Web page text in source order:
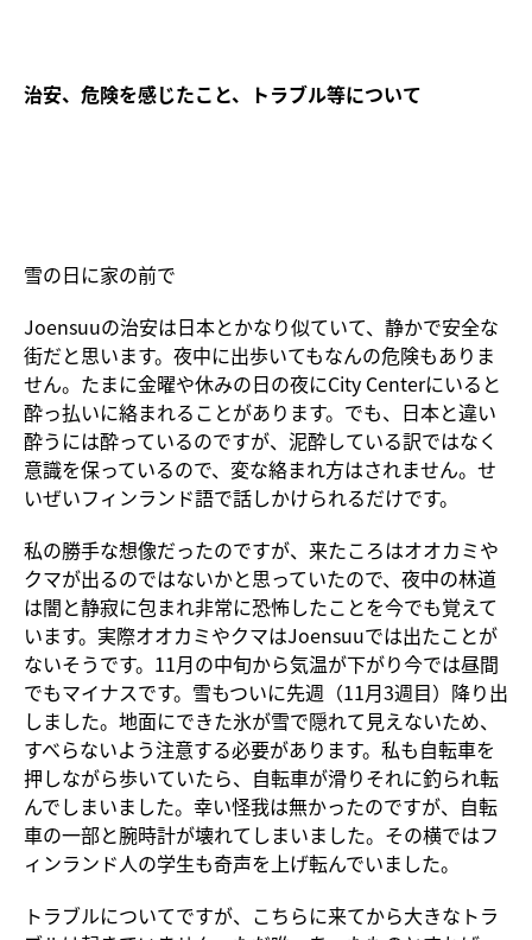
治安、危険を感じたこと、トラブル等について
雪の日に家の前で
Joensuuの治安は日本とかなり似ていて、静かで安全な
街だと思います。夜中に出歩いてもなんの危険もありま
せん。たまに金曜や休みの日の夜にCity Centerにいると
酔っ払いに絡まれることがあります。でも、日本と違い
酔うには酔っているのですが、泥酔している訳ではなく
意識を保っているので、変な絡まれ方はされません。せ
いぜいフィンランド語で話しかけられるだけです。
私の勝手な想像だったのですが、来たころはオオカミや
クマが出るのではないかと思っていたので、夜中の林道
は闇と静寂に包まれ非常に恐怖したことを今でも覚えて
います。実際オオカミやクマはJoensuuでは出たことが
ないそうです。11月の中旬から気温が下がり今では昼間
でもマイナスです。雪もついに先週（11月3週目）降り出
しました。地面にできた氷が雪で隠れて見えないため、
すべらないよう注意する必要があります。私も自転車を
押しながら歩いていたら、自転車が滑りそれに釣られ転
んでしまいました。幸い怪我は無かったのですが、自転
車の一部と腕時計が壊れてしまいました。その横ではフ
ィンランド人の学生も奇声を上げ転んでいました。
トラブルについてですが、こちらに来てから大きなトラ